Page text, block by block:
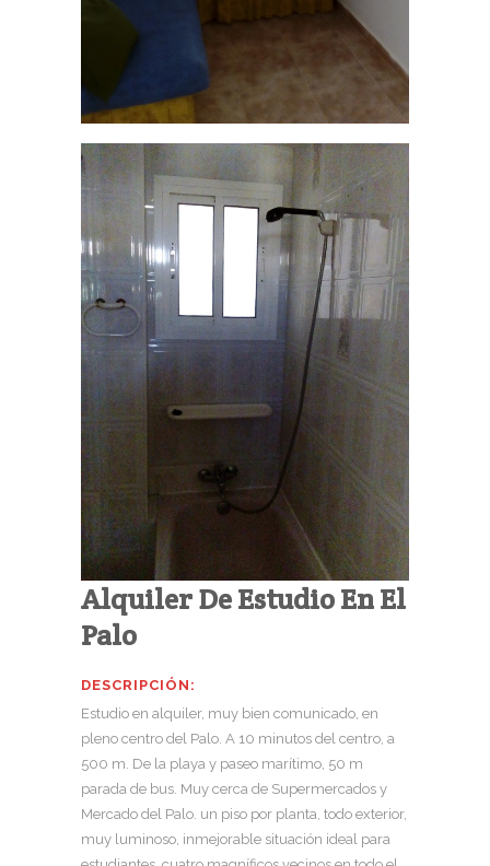
Alquiler De Estudio En El
Palo
DESCRIPCIÓN:
Estudio en alquiler, muy bien comunicado, en
pleno centro del Palo. A 10 minutos del centro, a
500 m. De la playa y paseo marítimo, 50 m
parada de bus. Muy cerca de Supermercados y
Mercado del Palo. un piso por planta, todo exterior,
muy luminoso, inmejorable situación ideal para